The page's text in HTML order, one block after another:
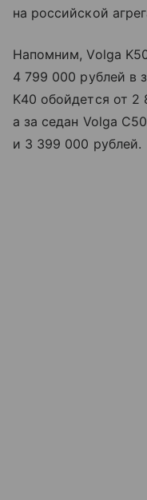
на российской
Напомним, Volga
4 799 000 рублей в
K40 обойдется от
а за седан Volga
и 3 399 000 рублей.